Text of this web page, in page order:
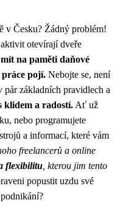
v Česku? Žádný problém!
otevírají dveře
na paměti daňové
práce pojí. Nebojte se, není
pár základních pravidlech a
klidem a radostí. Ať už
nebo programujete
a informací, které vám
freelancerů a online
flexibilitu , kterou jim tento
popustit uzdu své